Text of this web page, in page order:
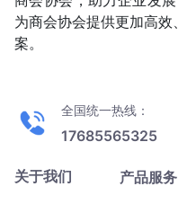
为商会协会提供更加高
案。
全国统一热线：
17685565325
关于我们 产品服务